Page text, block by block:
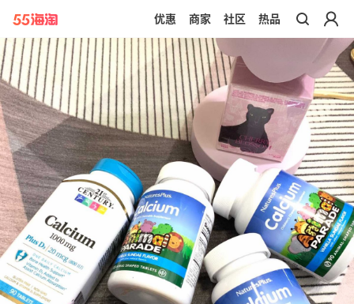
带你去官网买正品
优惠 商家 社区 热品